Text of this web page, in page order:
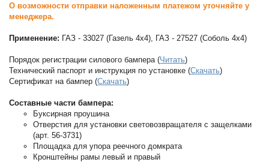
О возможности отправки наложенным платежом уточняйте у
менеджера.
Применение: ГАЗ - 33027 (Газель 4х4), ГАЗ - 27527 (Соболь 4х4)
Порядок регистрации силового бампера (Читать)
Технический паспорт и инструкция по установке (Скачать)
Сертификат на бампер (Скачать)
Составные части бампера:
Буксирная проушина
Отверстия для установки световозвращателя с защелками
(арт. 56-3731)
Площадка для упора реечного домкрата
Кронштейны рамы левый и правый